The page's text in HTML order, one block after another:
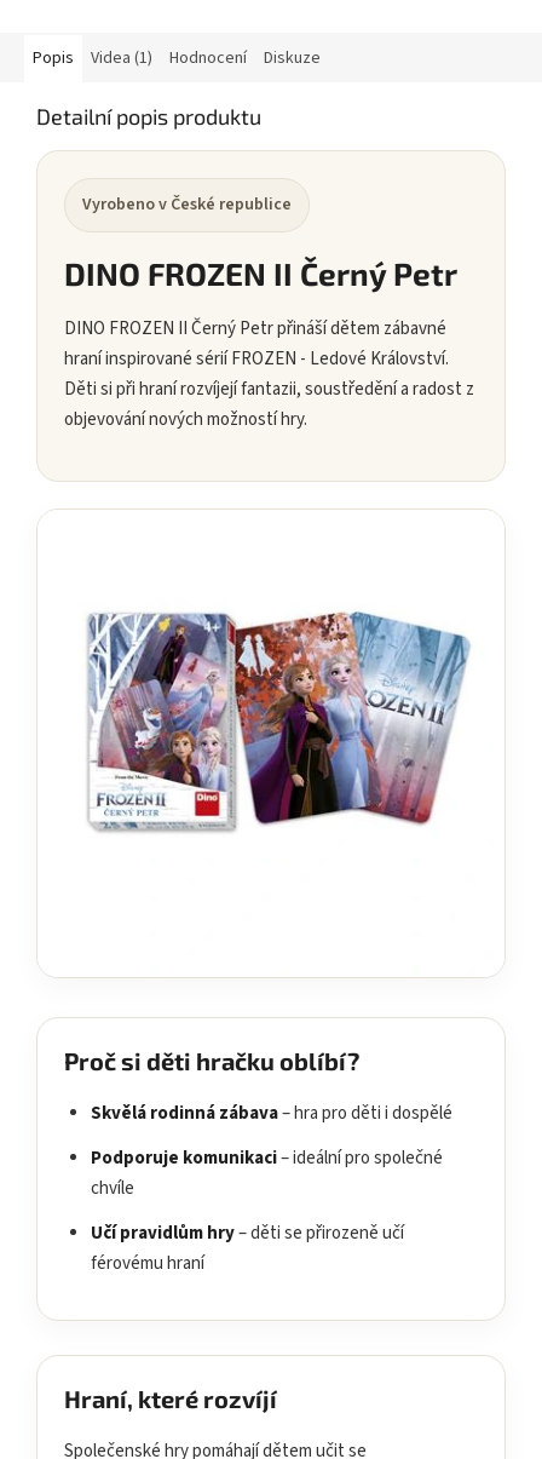
Popis Videa (1) Hodnocení Diskuze
Detailní popis produktu
Vyrobeno v České republice
DINO FROZEN II Černý Petr
DINO FROZEN II Černý Petr přináší dětem zábavné
hraní inspirované sérií FROZEN - Ledové Království.
Děti si při hraní rozvíjejí fantazii, soustředění a radost z
objevování nových možností hry.
Proč si děti hračku oblíbí?
Skvělá rodinná zábava– hra pro děti i dospělé
Podporuje komunikaci– ideální pro společné
chvíle
Učí pravidlům hry– děti se přirozeně učí
férovému hraní
Hraní, které rozvíjí
Společenské hry pomáhají dětem učit se